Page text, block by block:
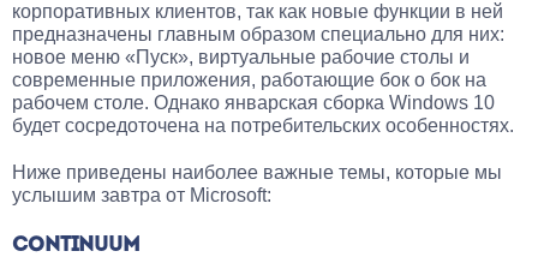
корпоративных клиентов, так как новые функции в ней
предназначены главным образом специально для них:
новое меню «Пуск», виртуальные рабочие столы и
современные приложения, работающие бок о бок на
рабочем столе. Однако январская сборка Windows 10
будет сосредоточена на потребительских особенностях.
Ниже приведены наиболее важные темы, которые мы
услышим завтра от Microsoft:
CONTINUUM